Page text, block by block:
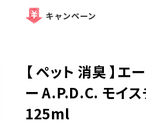
キャンペーン
【 ペット 消臭 】エ
ー A.P.D.C. モイス
125ml